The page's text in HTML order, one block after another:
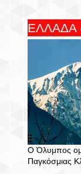
ΕΛΛΑΔΑ
Ο Όλυμπος
Παγκόσμιας